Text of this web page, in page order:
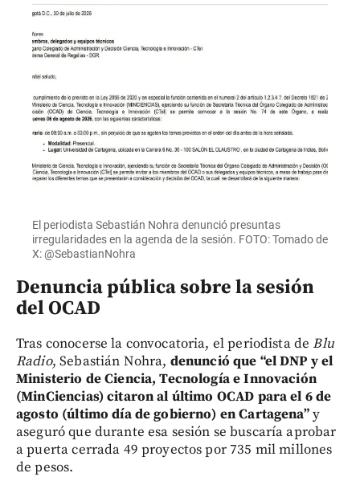
El periodista Sebastián Nohra denunció presuntas
irregularidades en la agenda de la sesión. FOTO: Tomado de
X: @SebastianNohra
Denuncia pública sobre la sesión
del OCAD
Tras conocerse la convocatoria, el periodista deBlu
Radio, Sebastián Nohra, denunció que “el DNP y el
Ministerio de Ciencia, Tecnología e Innovación
(MinCiencias) citaron al último OCAD para el 6 de
agosto (último día de gobierno) en Cartagena”y
aseguró que durante esa sesión se buscaría aprobar
a puerta cerrada 49 proyectos por 735 mil millones
de pesos.